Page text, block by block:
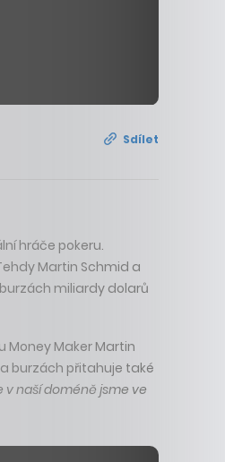
Sdílet
hráče pokeru.
Martin Schmid a
miliardy dolarů
Money Maker Martin
burzách přitahuje také
v naší doméně jsme ve